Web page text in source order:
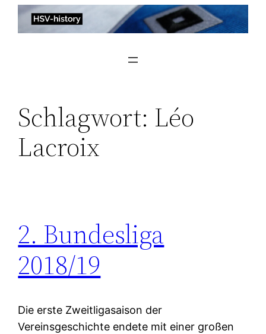
Zum
Inhalt
Schlagwort: Léo
Lacroix
2. Bundesliga
2018/19
Die erste Zweitligasaison der
Vereinsgeschichte endete mit einer großen